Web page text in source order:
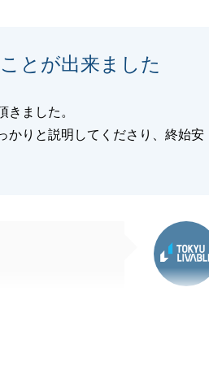
とが出来ました
ました。
かりと説明してくださり、終始安
ください。